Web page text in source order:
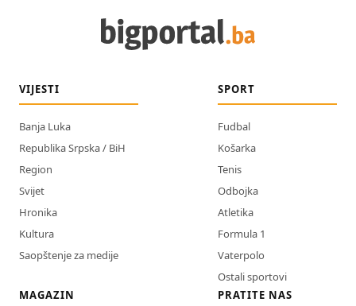
VIJESTI
Banja Luka
Republika Srpska / BiH
Region
Svijet
Hronika
Kultura
Saopštenje za medije
SPORT
Fudbal
Košarka
Tenis
Odbojka
Atletika
Formula 1
Vaterpolo
Ostali sportovi
MAGAZIN
PRATITE NAS